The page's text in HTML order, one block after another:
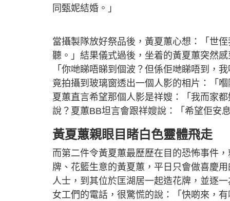
同甄妮結婚。」
當攝製隊放好祭品後，黃夏蕙心想：「世
聽。」結果儀式過後，坐着的黃夏蕙突然
「你哋睇唔睇到個波？但係佢哋睇唔到，
竟拍攝到玻璃窗透出一個人影的相片：「
夏蕙直言希望那個人影是祥嫂：「我而家
說？夏蕙BB坦言會跟祥嫂說：「希望佢安
黃夏蕙親眼目睹白色靈體飛走
而第二件令黃夏蕙最歷歷在目的恐怖事件
牌、花籃生意的黃夏蕙，平日只會做喜慶
人士，到其位於匡湖居一起造花牌，並逐
女工們的電話，很驚慌的說：「快啲來，